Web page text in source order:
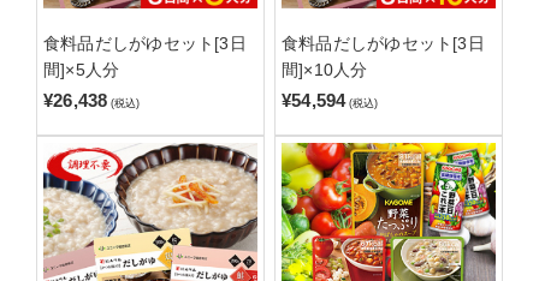
食料品だしがゆセット[3日
間]×5人分
¥26,438 (税込)
食料品だしがゆセット[3日
間]×10人分
¥54,594 (税込)